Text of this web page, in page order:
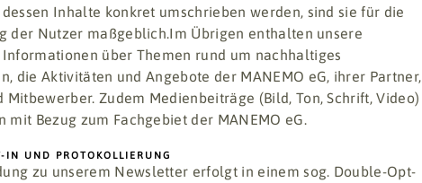
Inhalte konkret umschrieben werden, sind sie für die
der Nutzer maßgeblich.Im Übrigen enthalten unsere
über Themen rund um nachhaltiges
die Aktivitäten und Angebote der MANEMO eG, ihrer Partner,
Mitbewerber. Zudem Medienbeiträge (Bild, Ton, Schrift, Video)
mit Bezug zum Fachgebiet der MANEMO eG.
IN UND PROTOKOLLIERUNG
zu unserem Newsletter erfolgt in einem sog. Double-Opt-